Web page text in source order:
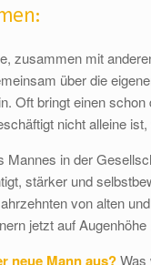
zusammen mit
über die
Oft bringt einen
nicht alleine ist,
Mannes in der
stärker und
von alten
jetzt auf
neue Mann aus?Was